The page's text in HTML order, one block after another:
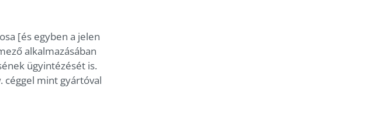
[és egyben a jelen
alkalmazásában
ügyintézését is.
céggel mint gyártóval